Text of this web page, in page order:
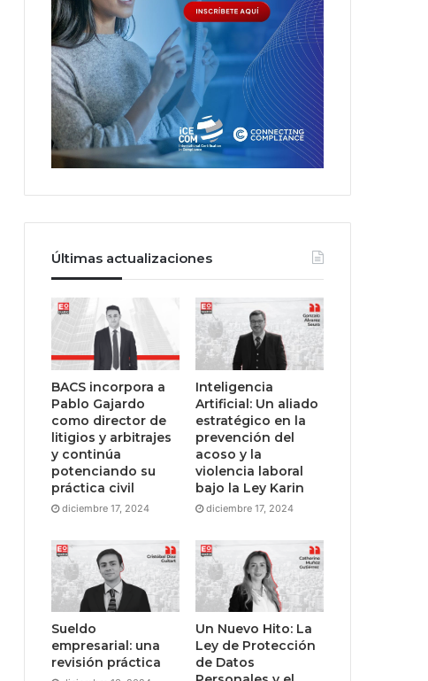
Últimas actualizaciones
BACS incorpora a
Pablo Gajardo
como director de
litigios y arbitrajes
y continúa
potenciando su
práctica civil
diciembre 17, 2024
Inteligencia
Artificial: Un aliado
estratégico en la
prevención del
acoso y la
violencia laboral
bajo la Ley Karin
diciembre 17, 2024
Sueldo
empresarial: una
revisión práctica
Un Nuevo Hito: La
Ley de Protección
de Datos